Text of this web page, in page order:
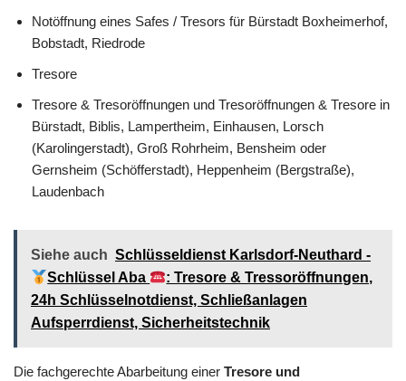
Notöffnung eines Safes / Tresors für Bürstadt Boxheimerhof,
Bobstadt, Riedrode
Tresore
Tresore & Tresoröffnungen und Tresoröffnungen & Tresore in
Bürstadt, Biblis, Lampertheim, Einhausen, Lorsch
(Karolingerstadt), Groß Rohrheim, Bensheim oder
Gernsheim (Schöfferstadt), Heppenheim (Bergstraße),
Laudenbach
Siehe auch Schlüsseldienst Karlsdorf-Neuthard -
Schlüssel Aba
: Tresore & Tressoröffnungen,
24h Schlüsselnotdienst, Schließanlagen
Aufsperrdienst, Sicherheitstechnik
Die fachgerechte Abarbeitung einer Tresore und